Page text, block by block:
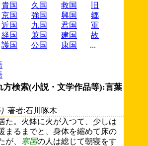
貴国 久国 救国
旧
京国 強国 興国
郷
近国 九国 君国
軍
経国 兼国 建国
故
護国 公国 康国
...
方検索(小説・文学作品等):言葉
著者:石川啄木
た。火鉢に火が入つて、少しは
まるまでと、身体を縮めて床の
が、 寒国の人は総じて朝寝をす